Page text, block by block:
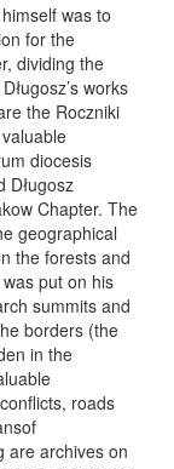
was to
for the
dividing the
works
the Roczniki
diocesis
Długosz
Chapter. The
geographical
the forests and
put on his
summits and
borders (the
in the
roads
are archives on